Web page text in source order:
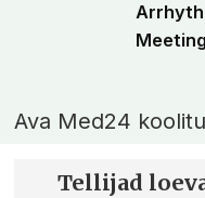
Ava Med24
Tellijad